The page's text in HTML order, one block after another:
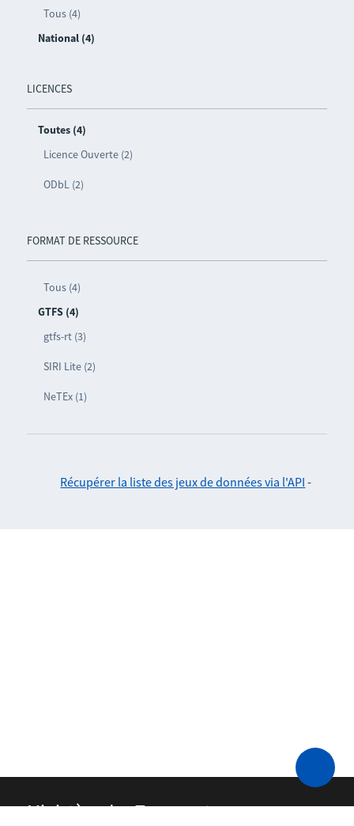
Tous (4)
National (4)
LICENCES
Toutes (4)
Licence Ouverte (2)
ODbL (2)
FORMAT DE RESSOURCE
Tous (4)
GTFS (4)
gtfs-rt (3)
SIRI Lite (2)
NeTEx (1)
Récupérer la liste des jeux de données via l'API -
Ministère des Transports